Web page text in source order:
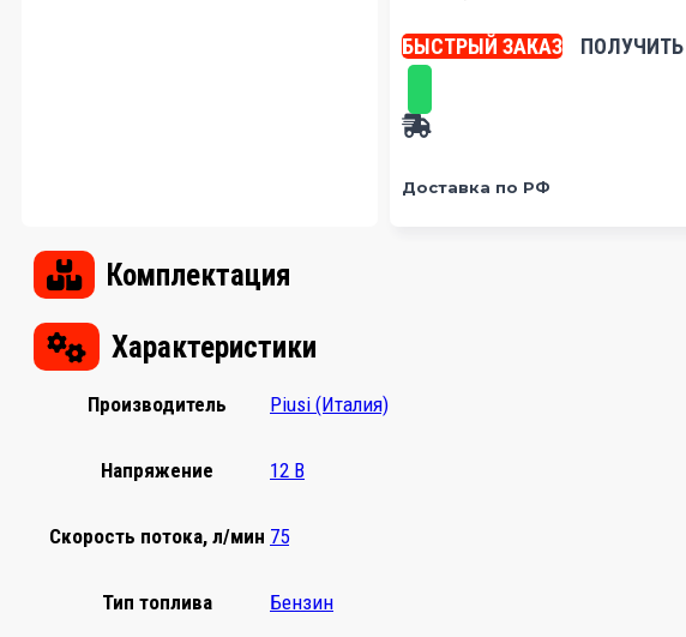
БЫСТРЫЙ ЗАКАЗ ПОЛУЧИТЬ
Доставка по РФ
Комплектация
Характеристики
Производитель Piusi (Италия)
Напряжение 12 В
Скорость потока, л/мин 75
Тип топлива Бензин